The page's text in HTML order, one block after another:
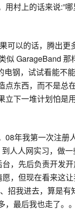
用村上的话来说:”
可以的话，腾出
似 GarageBand
钢，试试看能不
点东西，而不是总
立下一堆计划怕是
08年我第一次注册
人人网实习，做
，先后负责开发
，但现在看来这
招我进去，算是
，最后我也走了。